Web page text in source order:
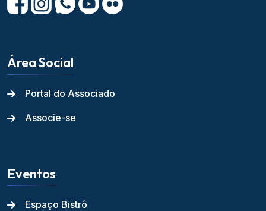
Área Social
Portal do Associado
Associe-se
Eventos
Espaço Bistrô